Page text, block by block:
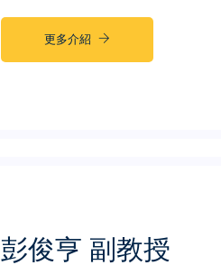
更多介紹
彭俊亨 副教授